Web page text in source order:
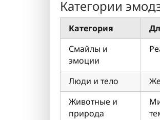
Категории
Категория
Смайлы и
эмоции
Люди и тело
Животные и
природа